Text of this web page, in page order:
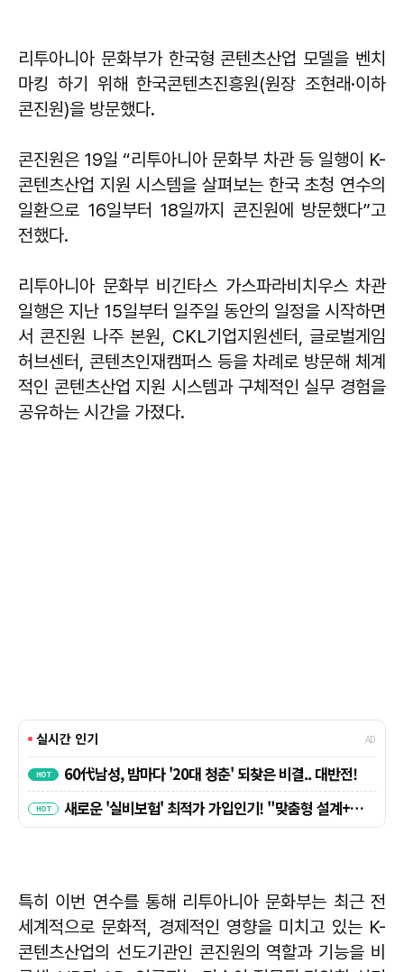
리투아니아 문화부가 한국형 콘텐츠산업 모델을 벤치
마킹 하기 위해 한국콘텐츠진흥원(원장 조현래·이하
콘진원)을 방문했다.
콘진원은 19일 “리투아니아 문화부 차관 등 일행이 K-
콘텐츠산업 지원 시스템을 살펴보는 한국 초청 연수의
일환으로 16일부터 18일까지 콘진원에 방문했다”고
전했다.
리투아니아 문화부 비긴타스 가스파라비치우스 차관
일행은 지난 15일부터 일주일 동안의 일정을 시작하면
서 콘진원 나주 본원, CKL기업지원센터, 글로벌게임
허브센터, 콘텐츠인재캠퍼스 등을 차례로 방문해 체계
적인 콘텐츠산업 지원 시스템과 구체적인 실무 경험을
공유하는 시간을 가졌다.
특히 이번 연수를 통해 리투아니아 문화부는 최근 전
세계적으로 문화적, 경제적인 영향을 미치고 있는 K-
콘텐츠산업의 선도기관인 콘진원의 역할과 기능을 비